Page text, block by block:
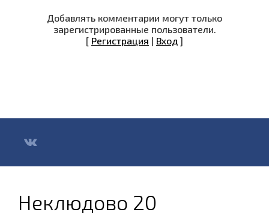
Добавлять комментарии могут только
зарегистрированные пользователи.
[ Регистрация | Вход ]
Неклюдово 20